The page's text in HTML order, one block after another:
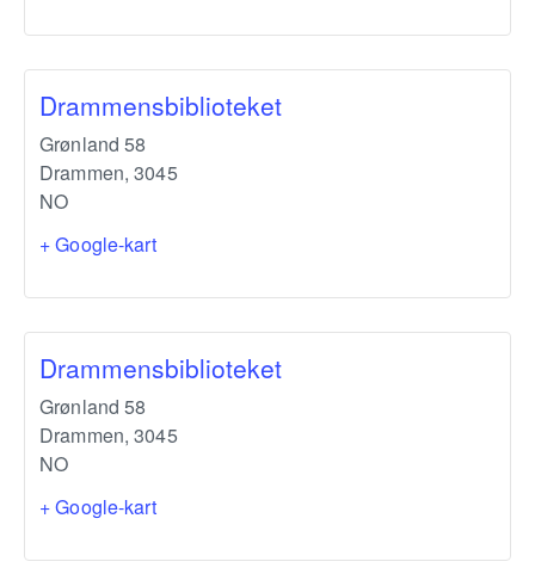
Drammensbiblioteket
Grønland 58
Drammen, 3045
NO
+ Google-kart
Drammensbiblioteket
Grønland 58
Drammen, 3045
NO
+ Google-kart